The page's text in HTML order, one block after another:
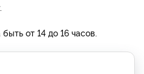
от 14 до 16 часов.